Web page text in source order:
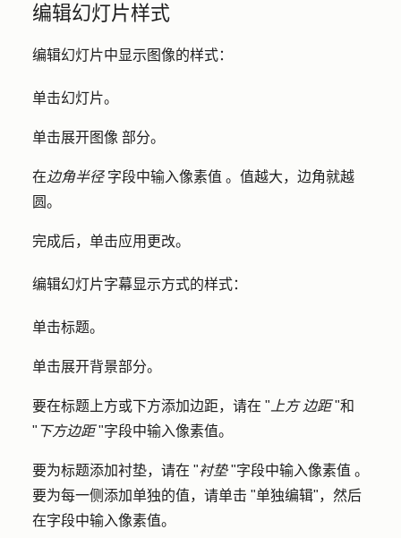
编辑幻灯片样式
编辑幻灯片中显示图像的样式：
单击幻灯片。
单击展开图像 部分。
在边角半径 字段中输入像素值 。值越大，边角就越
圆。
完成后，单击应用更改。
编辑幻灯片字幕显示方式的样式：
单击标题。
单击展开背景部分。
要在标题上方或下方添加边距，请在 " 上方 边距"和
" 下方边距"字段中输入像素值。
要为标题添加衬垫，请在 "衬垫"字段中输入像素值 。
要为每一侧添加单独的值，请单击 "单独编辑"，然后
在字段中输入像素值。